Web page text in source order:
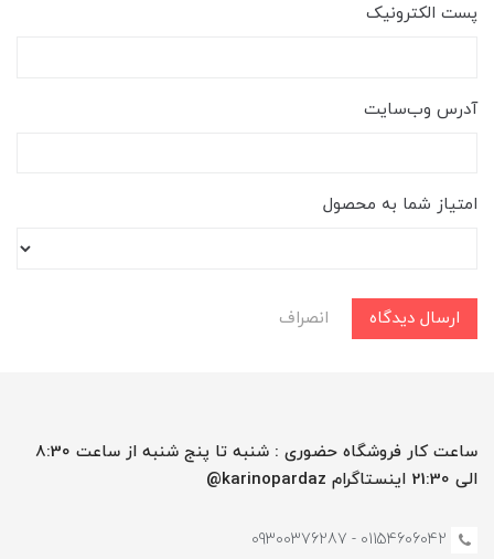
پست الکترونیک
آدرس وب‌سایت
امتیاز شما به محصول
ارسال دیدگاه انصراف
ساعت کار فروشگاه حضوری : شنبه تا پنج شنبه از ساعت 8:30
الی 21:30 اینستاگرام karinopardaz@
01154606042 - 09300376287